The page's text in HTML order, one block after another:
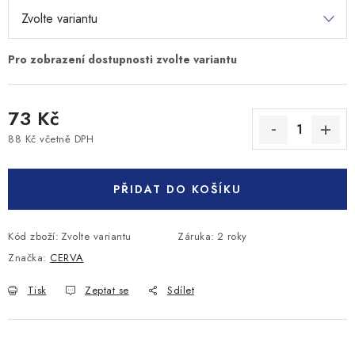
73 Kč
88 Kč včetně DPH
PŘIDAT DO KOŠÍKU
Kód zboží: Zvolte variantu Záruka: 2 roky
Značka: CERVA
Tisk Zeptat se Sdílet